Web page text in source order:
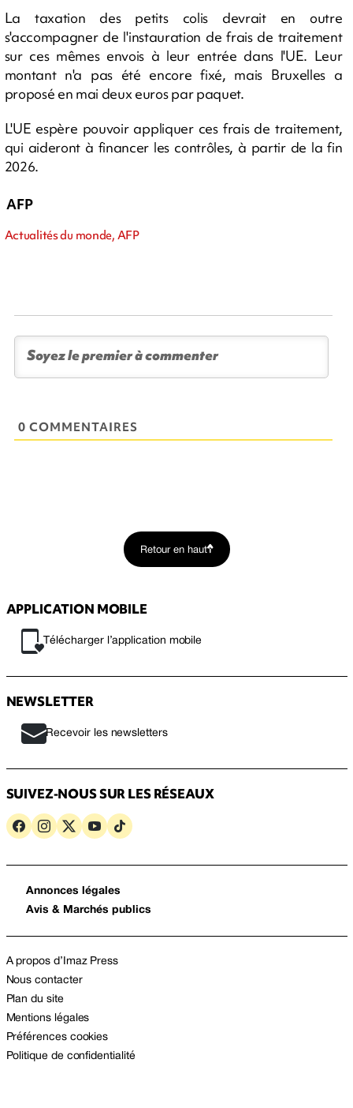
La taxation des petits colis devrait en outre
s'accompagner de l'instauration de frais de traitement
sur ces mêmes envois à leur entrée dans l'UE. Leur
montant n'a pas été encore fixé, mais Bruxelles a
proposé en mai deux euros par paquet.
L'UE espère pouvoir appliquer ces frais de traitement,
qui aideront à financer les contrôles, à partir de la fin
2026.
AFP
Actualités du monde, AFP
0 COMMENTAIRES
Retour en haut
APPLICATION MOBILE
Télécharger l’application mobile
NEWSLETTER
Recevoir les newsletters
SUIVEZ-NOUS SUR LES RÉSEAUX
Annonces légales
Avis & Marchés publics
A propos d’Imaz Press
Nous contacter
Plan du site
Mentions légales
Préférences cookies
Politique de confidentialité